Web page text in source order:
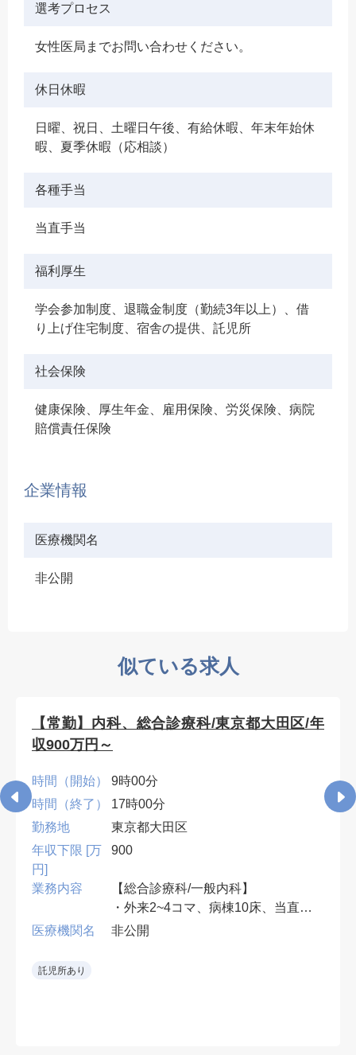
選考プロセス
女性医局までお問い合わせください。
休日休暇
日曜、祝日、土曜日午後、有給休暇、年末年始休
暇、夏季休暇（応相談）
各種手当
当直手当
福利厚生
学会参加制度、退職金制度（勤続3年以上）、借
り上げ住宅制度、宿舎の提供、託児所
社会保険
健康保険、厚生年金、雇用保険、労災保険、病院
賠償責任保険
企業情報
医療機関名
非公開
似ている求人
【常勤】内科、総合診療科/東京都大田区/年
収900万円～
時間（開始）
9時00分
時間（終了）
17時00分
勤務地
東京都大田区
年収下限 [万
円]
900
業務内容
【総合診療科/一般内科】
・外来2~4コマ、病棟10床、当直無
可、早番遅番有
医療機関名 非公開
託児所あり